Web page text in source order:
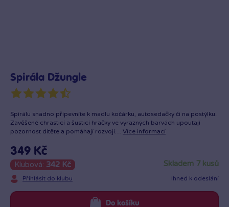
Spirála Džungle
Spirálu snadno připevníte k madlu kočárku, autosedačky či na postýlku.
Zavěšené chrasticí a šusticí hračky ve výrazných barvách upoutají
pozornost dítěte a pomáhají rozvoji… Více informací
349 Kč
Klubová: 342 Kč
Přihlásit do klubu
skladem 7 kusů
Ihned k odeslání
Do košíku